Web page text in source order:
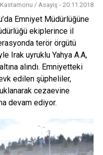
Kastamonu / Asayiş - 20.11.2018
Emniyet Müdürlüğüne
ekiplerince il
terör örgütü
Irak uyruklu Yahya A.A,
alındı. Emniyetteki
edilen şüpheliler,
cezaevine
devam ediyor.